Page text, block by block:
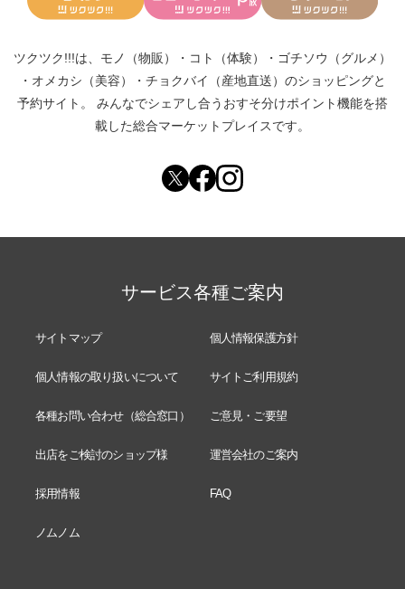
ツクツク!!!は、 モノ（物販） ・ コト（体験） ・ ゴチソウ（グルメ）
・ オメカシ（美容） ・ チョクバイ（産地直送） のショッピングと
予約サイト。
みんなでシェアし合う おすそ分けポイント機能を搭
載した総合マーケットプレイスです。
サービス各種ご案内
サイトマップ 個人情報保護方針
個人情報の取り扱いについて サイトご利用規約
各種お問い合わせ（総合窓口） ご意見・ご要望
出店をご検討のショップ様 運営会社のご案内
採用情報 FAQ
ノムノム